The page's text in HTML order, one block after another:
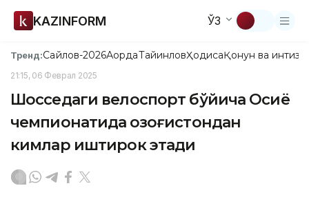
KAZINFORM ЎЗ
Тренд:Сайлов-2026АқордаТайинловҲодисаҚонун ва
21:15, 06 Феврал 2025
Шосседаги велоспорт бўйича Осиё
чемпионатида Қозоғистондан
кимлар иштирок этади